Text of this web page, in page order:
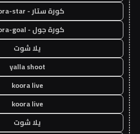
كورة ستار - koora-star
كورة جول - koora-goal
يلا شوت
yalla shoot
koora live
koora live
يلا شوت